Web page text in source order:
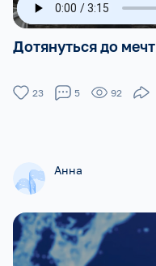
Дотянуться до
23 5 92
Анна